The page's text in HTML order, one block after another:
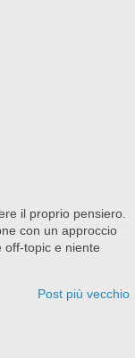
il proprio pensiero.
con un approccio
off-topic e niente
Post più vecchio